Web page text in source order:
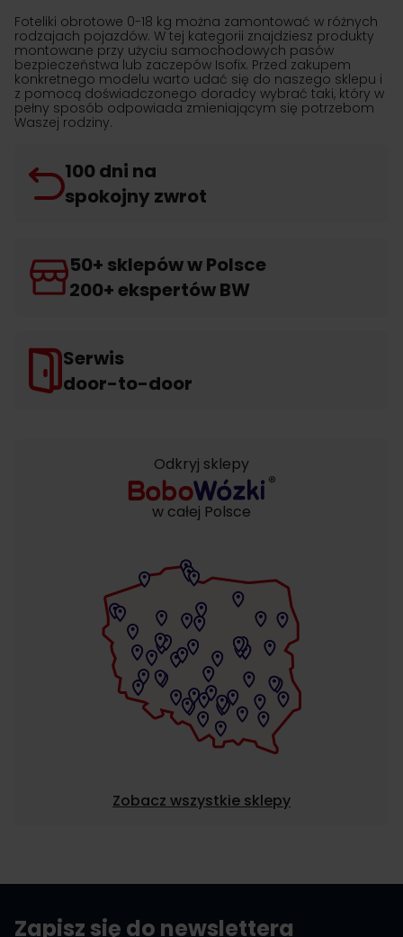
Foteliki obrotowe 0-18 kg można zamontować w różnych
rodzajach pojazdów. W tej kategorii znajdziesz produkty
montowane przy użyciu samochodowych pasów
bezpieczeństwa lub zaczepów Isofix. Przed zakupem
konkretnego modelu warto udać się do naszego sklepu i
z pomocą doświadczonego doradcy wybrać taki, który w
pełny sposób odpowiada zmieniającym się potrzebom
Waszej rodziny.
100 dni na
spokojny zwrot
50+ sklepów w Polsce
200+ ekspertów BW
Serwis
door-to-door
Odkryj sklepy
w całej Polsce
Zobacz wszystkie sklepy
Zapisz się do newslettera